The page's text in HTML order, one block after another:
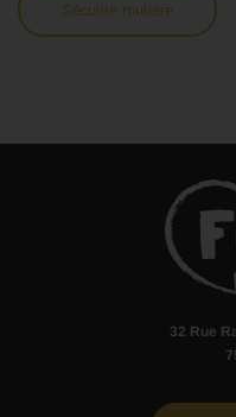
Sécurité routière
32 Rue